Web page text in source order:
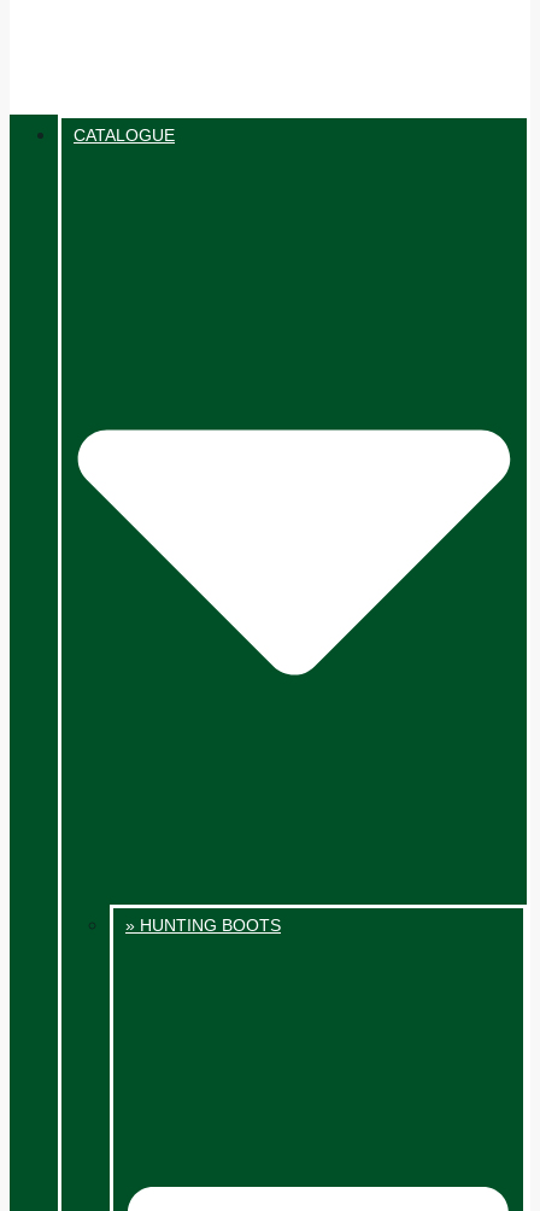
CATALOGUE
» HUNTING BOOTS